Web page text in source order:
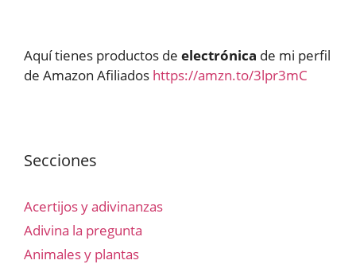
Aquí tienes productos de electrónica de mi perfil
de Amazon Afiliados https://amzn.to/3lpr3mC
Secciones
Acertijos y adivinanzas
Adivina la pregunta
Animales y plantas